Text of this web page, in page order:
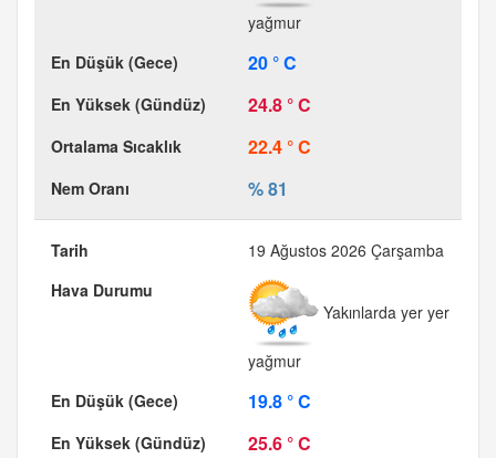
yağmur
20 ° C
24.8 ° C
22.4 ° C
% 81
19 Ağustos 2026 Çarşamba
Yakınlarda yer yer
yağmur
19.8 ° C
25.6 ° C